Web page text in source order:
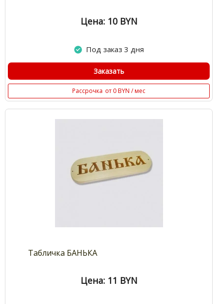
Цена: 10 BYN
Под заказ 3 дня
Заказать
Рассрочка от 0 BYN / мес
Табличка БАНЬКА
Цена: 11 BYN